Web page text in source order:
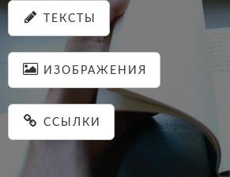
ТЕКСТЫ
ИЗОБРАЖЕНИЯ
ССЫЛКИ